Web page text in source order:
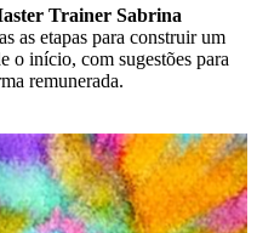
Trainer Sabrina
as etapas para construir um
o início, com sugestões para
remunerada.